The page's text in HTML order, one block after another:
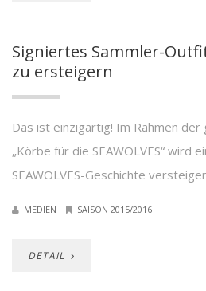
Signiertes Sammler-Outfit
zu ersteigern
Das ist einzigartig! Im Rahmen der
„Körbe für die SEAWOLVES“ wird
SEAWOLVES-Geschichte
MEDIEN SAISON 2015/2016
DETAIL